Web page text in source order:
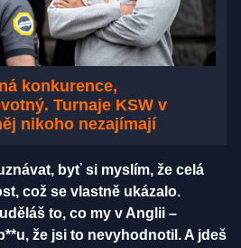
konkurence,
Turnaje KSW v
nikoho nezajímají
byť si myslím, že celá
což se vlastně ukázalo.
to, co my v Anglii –
že jsi to nevyhodnotil. A jdeš